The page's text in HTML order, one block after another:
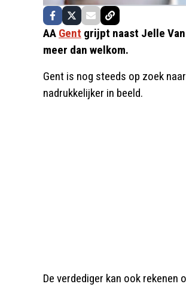
AA Gent grijpt naast Jelle
meer dan welkom.
Gent is nog steeds op zoek
nadrukkelijker in beeld.
De verdediger kan ook rekenen